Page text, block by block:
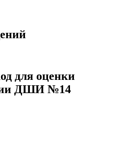
для оценки
ДШИ №14